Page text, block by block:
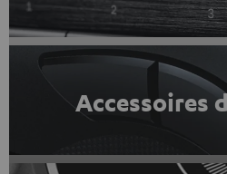
Accessoires